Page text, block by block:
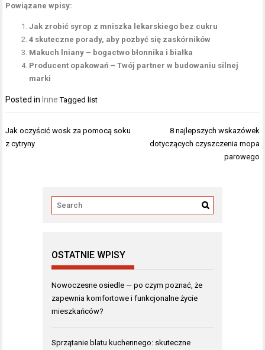
Powiązane wpisy:
Jak zrobić syrop z mniszka lekarskiego bez cukru
4 skuteczne porady, aby pozbyć się zaskórników
Makuch lniany – bogactwo błonnika i białka
Producent opakowań – Twój partner w budowaniu silnej
marki
Posted inInne Taggedlist
Nawigacja
wpisu
Jak oczyścić wosk za pomocą soku
z cytryny
8 najlepszych wskazówek
dotyczących czyszczenia mopa
parowego
OSTATNIE WPISY
Nowoczesne osiedle — po czym poznać, że
zapewnia komfortowe i funkcjonalne życie
mieszkańców?
Sprzątanie blatu kuchennego: skuteczne